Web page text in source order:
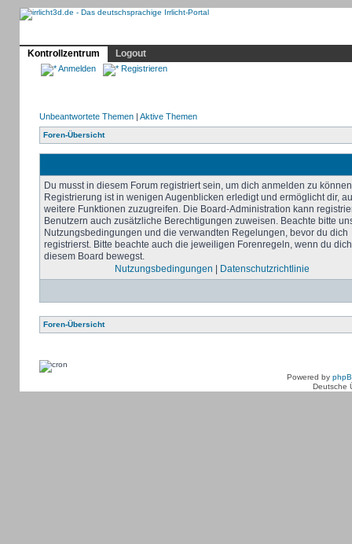
Kontrollzentrum
Logout
Anmelden Registrieren
Unbeantwortete Themen| Aktive Themen
Foren-Übersicht
Du musst in diesem Forum registriert sein, um dich anmelden zu
Registrierung ist in wenigen Augenblicken erledigt und ermöglicht dir,
weitere Funktionen zuzugreifen. Die Board-Administration kann
Benutzern auch zusätzliche Berechtigungen zuweisen. Beachte bitte
Nutzungsbedingungen und die verwandten Regelungen, bevor du dich
registrierst. Bitte beachte auch die jeweiligen Forenregeln, wenn du
diesem Board bewegst.
Nutzungsbedingungen
Datenschutzrichtlinie
Foren-Übersicht
Powered by
Deutsche